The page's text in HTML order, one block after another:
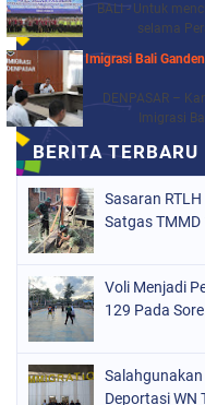
BALI - Untuk
selama
Imigrasi Bali
DENPASAR –
Imigrasi
Sasaran
Satgas
Voli Menjadi
129 Pada
Deportasi WN